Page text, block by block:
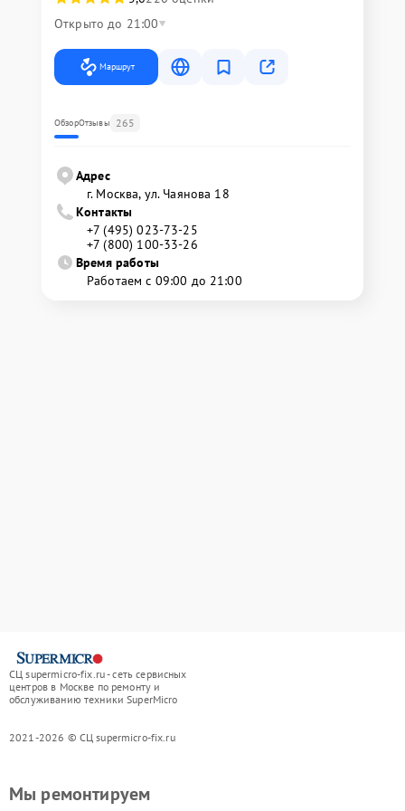
Открыто до 21:00
Маршрут
ОбзорОтзывы 265
Адрес
г. Москва, ул. Чаянова 18
Контакты
+7 (495) 023-73-25
+7 (800) 100-33-26
Время работы
Работаем с 09:00 до 21:00
СЦ supermicro-fix.ru - сеть сервисных
центров в Москве по ремонту и
обслуживанию техники SuperMicro
2021-2026 © СЦ supermicro-fix.ru
Мы ремонтируем